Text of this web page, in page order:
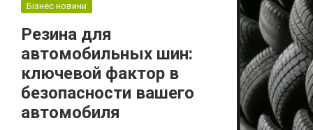
Бізнес новини
Резина для
автомобильных шин:
ключевой фактор в
безопасности вашего
автомобиля